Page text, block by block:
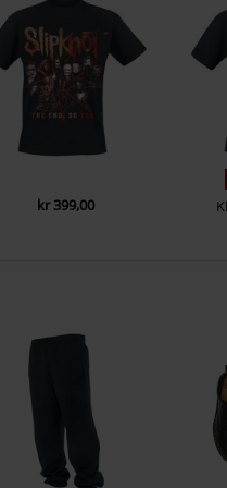
- Regularweight
kr 399,00